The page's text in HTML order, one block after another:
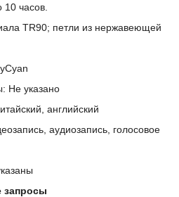
часов.
TR90; петли из нержавеющей
Не указано
английский
аудиозапись, голосовое
запросы